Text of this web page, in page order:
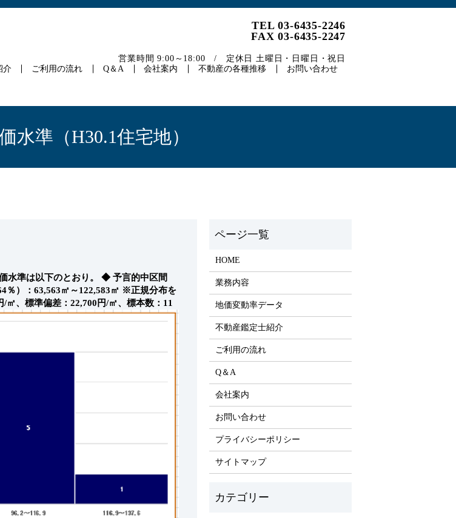
介 ご利用の流れ Q＆A 会社案内 不動産の各種推移 お問い合わせ
TEL 03-6435-2246
FAX 03-6435-2247
営業時間 9:00～18:00 / 定休日 土曜日・日曜日・祝日
水準（H30.1住宅地）
水準は以下のとおり。
◆ 予言的中区間
）：63,563㎡～122,583㎡ ※正規分布を
㎡、標準偏差：22,700円/㎡、標本数：11
HOME
業務内容
地価変動率データ
不動産鑑定士紹介
ご利用の流れ
Q＆A
会社案内
お問い合わせ
プライバシーポリシー
サイトマップ